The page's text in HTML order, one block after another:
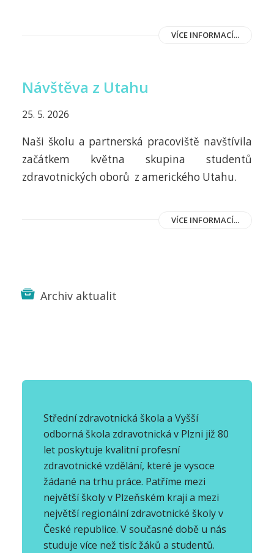
VÍCE INFORMACÍ...
Návštěva z Utahu
25. 5. 2026
Naši školu a partnerská pracoviště navštívila
začátkem května skupina studentů
zdravotnických oborů z amerického Utahu.
VÍCE INFORMACÍ...
Archiv aktualit
Střední zdravotnická škola a Vyšší
odborná škola zdravotnická v Plzni již 80
let poskytuje kvalitní profesní
zdravotnické vzdělání, které je vysoce
žádané na trhu práce. Patříme mezi
největší školy v Plzeňském kraji a mezi
největší regionální zdravotnické školy v
České republice. V současné době u nás
studuje více než tisíc žáků a studentů.